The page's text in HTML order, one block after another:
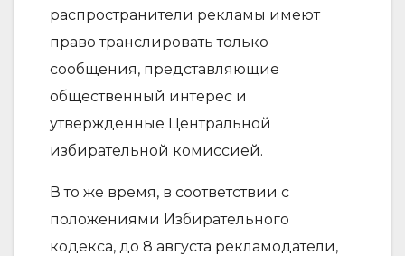
распространители рекламы имеют
право транслировать только
сообщения, представляющие
общественный интерес и
утвержденные Центральной
избирательной комиссией.
В то же время, в соответствии с
положениями Избирательного
кодекса, до 8 августа рекламодатели,